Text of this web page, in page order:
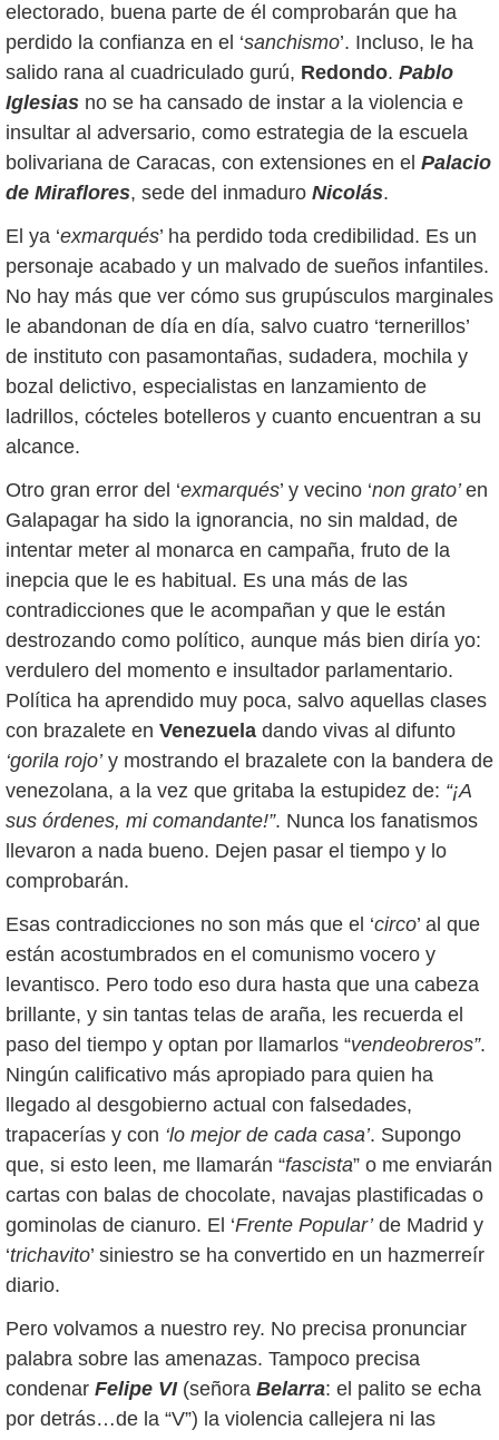
electorado, buena parte de él comprobarán que ha
perdido la confianza en el ‘sanchismo’. Incluso, le ha
salido rana al cuadriculado gurú, Redondo. Pablo
Iglesias no se ha cansado de instar a la violencia e
insultar al adversario, como estrategia de la escuela
bolivariana de Caracas, con extensiones en el Palacio
de Miraflores, sede del inmaduro Nicolás.
El ya ‘exmarqués’ ha perdido toda credibilidad. Es un
personaje acabado y un malvado de sueños infantiles.
No hay más que ver cómo sus grupúsculos marginales
le abandonan de día en día, salvo cuatro ‘ternerillos’
de instituto con pasamontañas, sudadera, mochila y
bozal delictivo, especialistas en lanzamiento de
ladrillos, cócteles botelleros y cuanto encuentran a su
alcance.
Otro gran error del ‘exmarqués’ y vecino ‘non grato’en
Galapagar ha sido la ignorancia, no sin maldad, de
intentar meter al monarca en campaña, fruto de la
inepcia que le es habitual. Es una más de las
contradicciones que le acompañan y que le están
destrozando como político, aunque más bien diría yo:
verdulero del momento e insultador parlamentario.
Política ha aprendido muy poca, salvo aquellas clases
con brazalete en Venezuela dando vivas al difunto
‘gorila rojo’y mostrando el brazalete con la bandera de
venezolana, a la vez que gritaba la estupidez de: “¡A
sus órdenes, mi comandante!”. Nunca los fanatismos
llevaron a nada bueno. Dejen pasar el tiempo y lo
comprobarán.
Esas contradicciones no son más que el ‘circo’ al que
están acostumbrados en el comunismo vocero y
levantisco. Pero todo eso dura hasta que una cabeza
brillante, y sin tantas telas de araña, les recuerda el
paso del tiempo y optan por llamarlos “vendeobreros”.
Ningún calificativo más apropiado para quien ha
llegado al desgobierno actual con falsedades,
trapacerías y con ‘lo mejor de cada casa’. Supongo
que, si esto leen, me llamarán “fascista” o me enviarán
cartas con balas de chocolate, navajas plastificadas o
gominolas de cianuro. El ‘Frente Popular’de Madrid y
‘trichavito’ siniestro se ha convertido en un hazmerreír
diario.
Pero volvamos a nuestro rey. No precisa pronunciar
palabra sobre las amenazas. Tampoco precisa
condenar Felipe VI(señora Belarra: el palito se echa
por detrás…de la “V”) la violencia callejera ni las